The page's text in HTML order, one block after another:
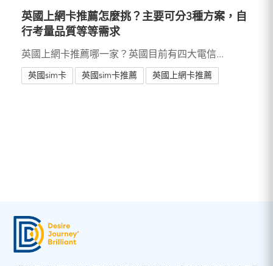
英國上網卡推薦怎麼挑？主要可分3種方案，自
行考量品質等等需求
英國上網卡推薦哪一家？英國目前有四大電信...
英國sim卡 英國sim卡推薦 英國上網卡推薦